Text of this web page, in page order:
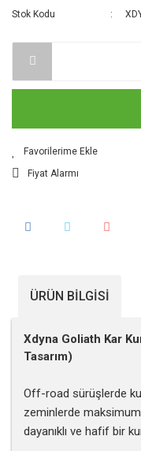
Stok Kodu
Fiyat Alarmı
ÜRÜN BILGISI
Xdyna Goliath Kar
Tasarım)
Off-road sürüşlerde
zeminlerde
dayanıklı ve hafif bir